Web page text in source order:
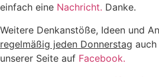
einfach eine Nachricht. Danke.
Weitere Denkanstöße, Ideen und
regelmäßig jeden Donnerstag auch
unserer Seite auf Facebook.